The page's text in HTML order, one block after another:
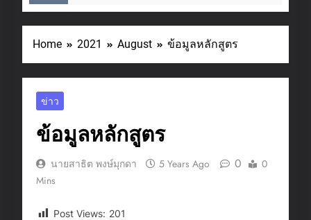
Home 2021 August ข้อมูลหลักสูตร
ข่าว
ข้อมูลหลักสูตร
นายสาธิต พงษ์มุกดา 5 Years Ago 0
0
Mins
Post Views: 201